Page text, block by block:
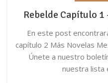
Rebelde Capítulo
En este post
capítulo 2 Más Novelas
Únete a nuestro
nuestra lista